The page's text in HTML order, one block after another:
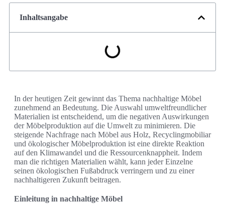
Inhaltsangabe
In der heutigen Zeit gewinnt das Thema nachhaltige Möbel
zunehmend an Bedeutung. Die Auswahl umweltfreundlicher
Materialien ist entscheidend, um die negativen Auswirkungen
der Möbelproduktion auf die Umwelt zu minimieren. Die
steigende Nachfrage nach Möbel aus Holz, Recyclingmobiliar
und ökologischer Möbelproduktion ist eine direkte Reaktion
auf den Klimawandel und die Ressourcenknappheit. Indem
man die richtigen Materialien wählt, kann jeder Einzelne
seinen ökologischen Fußabdruck verringern und zu einer
nachhaltigeren Zukunft beitragen.
Einleitung in nachhaltige Möbel